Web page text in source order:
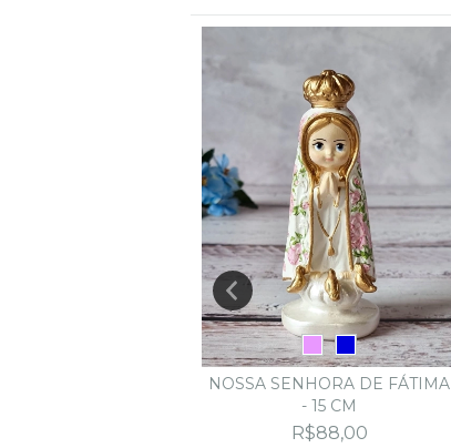
NOSSA SENHORA DE FÁTIMA
- 15 CM
R$88,00